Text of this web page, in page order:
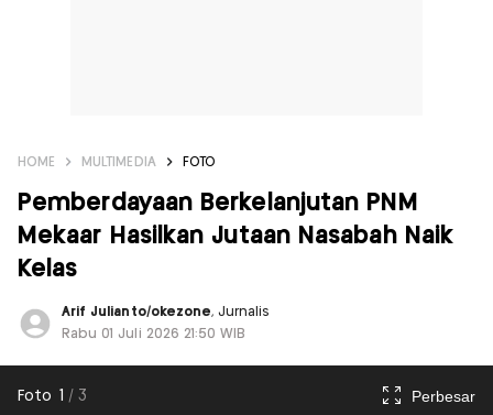
HOME MULTIMEDIA FOTO
Pemberdayaan Berkelanjutan PNM
Mekaar Hasilkan Jutaan Nasabah Naik
Kelas
Arif Julianto/okezone, Jurnalis
Rabu 01 Juli 2026 21:50 WIB
Foto 1 /3 Perbesar